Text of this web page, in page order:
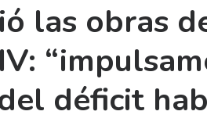
las obras
déficit